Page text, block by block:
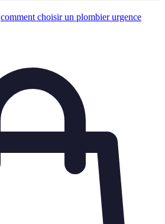
comment choisir un plombier urgence